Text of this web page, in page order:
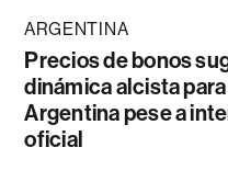
ARGENTINA
Precios de bonos
dinámica alcista
Argentina pese a
oficial